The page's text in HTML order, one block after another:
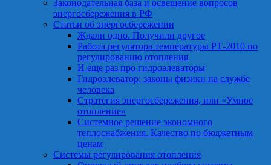
Законодательная база и освещение вопросов
энергосбережения в РФ
Статьи об энергосбережении
Ждали одно. Получили другое
Работа регулятора температуры РТ-2010 по
регулированию отопления
И еще раз про гидроэлеваторы
Гидроэлеватор: законы физики на службе
человека
Стратегия энергосбережения, или «Умное
отопление»
Системное решение экономного
теплоснабжения. Качество по бюджетным
ценам
Системы регулирования отопления